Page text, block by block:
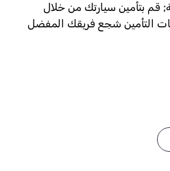
بتأمين سيارتك من خلال
التأمين شجع فريقك المفضل